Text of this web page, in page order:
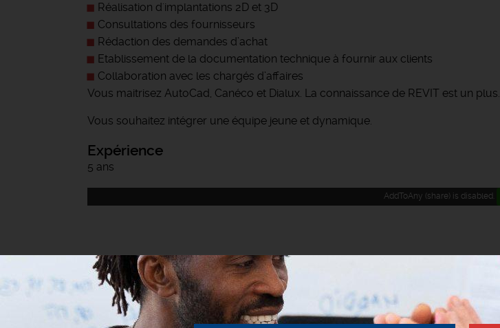
Réalisation d'implantations 2D et 3D
Consultations des fournisseurs
Rédaction des demandes d’achat
Etablissement de la documentation technique à fournir aux clients
Collaboration avec les chargés d’affaires
Vous maitrisez AutoCad, Canéco et Dialux. La connaissance de REVIT est un plus.
Vous souhaitez intégrer une équipe jeune et dynamique.
Expérience
5 ans
AddToAny (share) is disabled.